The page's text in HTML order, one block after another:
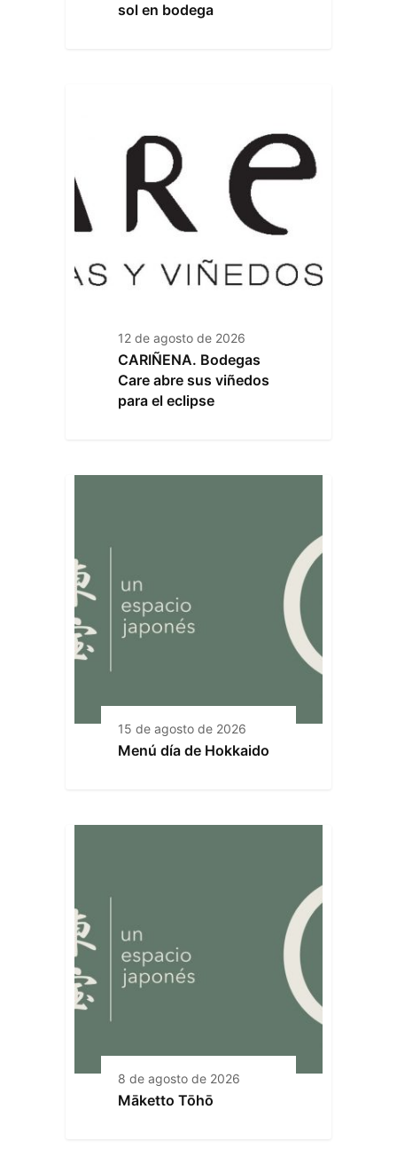
sol en bodega
12 de agosto de 2026
CARIÑENA. Bodegas
Care abre sus viñedos
para el eclipse
15 de agosto de 2026
Menú día de Hokkaido
8 de agosto de 2026
Māketto Tōhō